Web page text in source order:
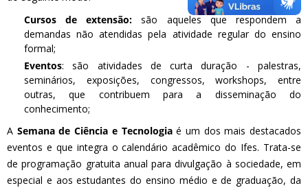
Cursos
de extensão: são aqueles que respondem a
demandas não atendidas pela atividade regular do ensino
formal;
Eventos: são atividades de curta duração - palestras,
seminários, exposições, congressos, workshops, entre
outras, que contribuem para a disseminação do
conhecimento;
A Semana de Ciência e Tecnologiaé um dos mais destacados
eventos e que integra o calendário acadêmico do Ifes. Trata-se
de programação gratuita anual para divulgação à sociedade, em
especial e aos estudantes do ensino médio e de graduação, da